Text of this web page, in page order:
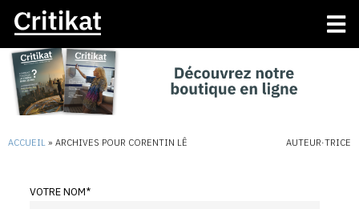
ACCUEIL » ARCHIVES POUR CORENTIN LÊ AUTEUR·TRICE
VOTRE NOM*